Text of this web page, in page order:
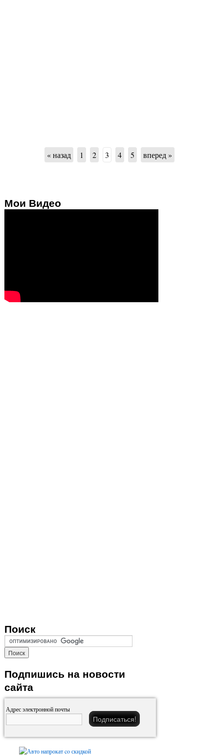
« назад 1 2 3 4 5 вперед »
Мои Видео
Поиск
Подпишись на новости
сайта
Адрес электронной почты